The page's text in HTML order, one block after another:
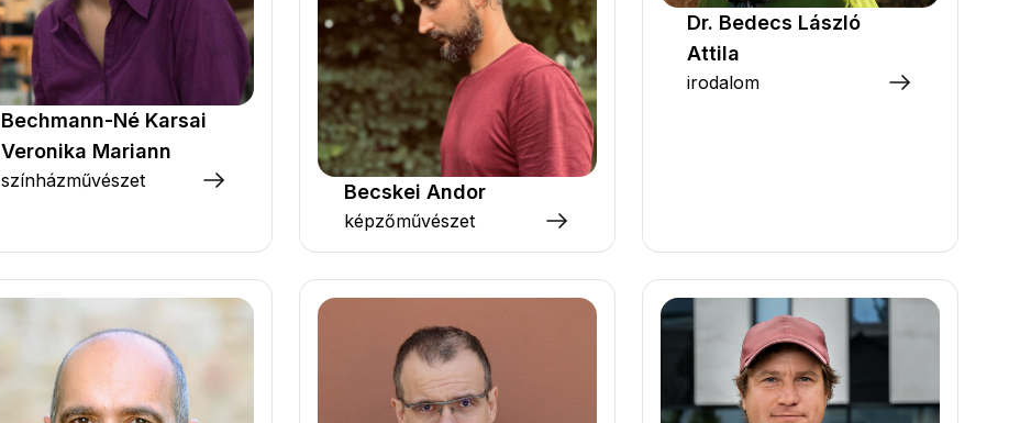
Bechmann-Né Karsai
Veronika Mariann
színházművészet
Becskei Andor
képzőművészet
Dr. Bedecs László
Attila
irodalom